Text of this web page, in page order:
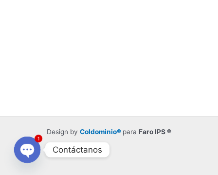
Design by Coldominio® para Faro IPS ®
Contáctanos
Open
1